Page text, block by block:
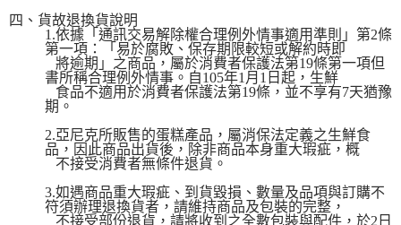
四、貨故退換貨說明
1.依據「通訊交易解除權合理例外情事適用準則」第2條
第一項：「易於腐敗、保存期限較短或解約時即
將逾期」之商品，屬於消費者保護法第19條第一項但
書所稱合理例外情事。自105年1月1日起，生鮮
食品不適用於消費者保護法第19條，並不享有7天猶豫
期。
2.亞尼克所販售的蛋糕產品，屬消保法定義之生鮮食
品，因此商品出貨後，除非商品本身重大瑕疵，概
不接受消費者無條件退貨。
3.如遇商品重大瑕疵、到貨毀損、數量及品項與訂購不
符須辦理退換貨者，請維持商品及包裝的完整，
不接受部份退貨，請將收到之全數包裝與配件，於2日